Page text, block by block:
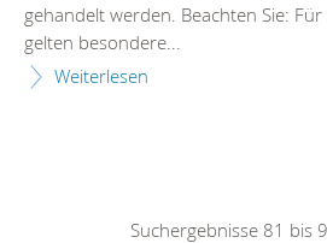
gehandelt werden. Beachten Sie:
gelten besondere...
Weiterlesen
Suchergebnisse 81 bis